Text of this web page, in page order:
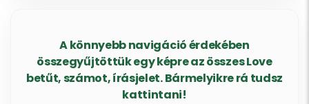
A könnyebb navigáció érdekében
összegyűjtöttük egy képre az összes Love
betűt, számot, írásjelet. Bármelyikre rá tudsz
kattintani!